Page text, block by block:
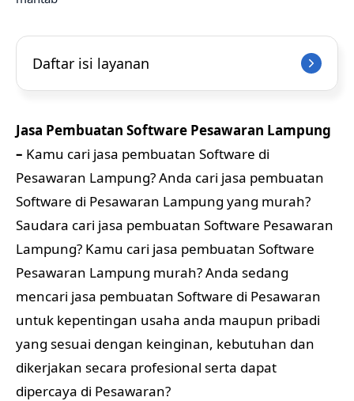
Daftar isi layanan
Jasa Pembuatan Software Pesawaran Lampung
– Kamu cari jasa pembuatan Software di
Pesawaran Lampung? Anda cari jasa pembuatan
Software di Pesawaran Lampung yang murah?
Saudara cari jasa pembuatan Software Pesawaran
Lampung? Kamu cari jasa pembuatan Software
Pesawaran Lampung murah? Anda sedang
mencari jasa pembuatan Software di Pesawaran
untuk kepentingan usaha anda maupun pribadi
yang sesuai dengan keinginan, kebutuhan dan
dikerjakan secara profesional serta dapat
dipercaya di Pesawaran?